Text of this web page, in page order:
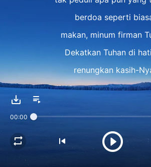
berdoa seperti
makan, minum firman
Dekatkan Tuhan di
renungkan kasih-
Renungkan firman-
adalah langkah
00:00